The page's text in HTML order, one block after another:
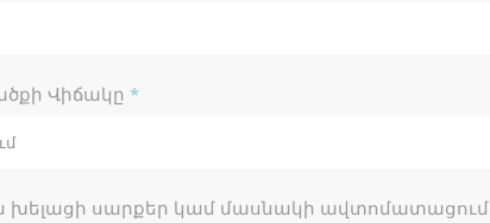
Վիճակը *
խելացի սարքեր կամ մասնակի ավտոմատացում